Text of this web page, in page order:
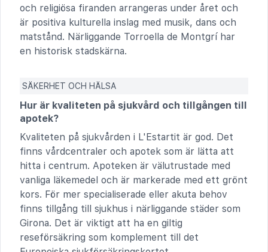
och religiösa firanden arrangeras under året och
är positiva kulturella inslag med musik, dans och
matstånd. Närliggande Torroella de Montgrí har
en historisk stadskärna.
SÄKERHET OCH HÄLSA
Hur är kvaliteten på sjukvård och tillgången till
apotek?
Kvaliteten på sjukvården i L'Estartit är god. Det
finns vårdcentraler och apotek som är lätta att
hitta i centrum. Apoteken är välutrustade med
vanliga läkemedel och är markerade med ett grönt
kors. För mer specialiserade eller akuta behov
finns tillgång till sjukhus i närliggande städer som
Girona. Det är viktigt att ha en giltig
reseförsäkring som komplement till det